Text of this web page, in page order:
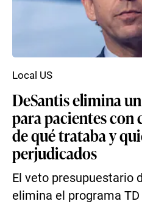
DeSantis elimina
para pacientes con
de qué trataba y
perjudicados
El veto presupuestario
elimina el programa TD
Local US